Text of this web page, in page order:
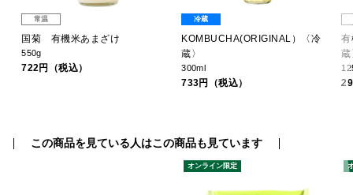
常温
国菊 有機米あまざけ
550g
722円（税込）
冷蔵
KOMBUCHA(ORIGINAL）〈冷
蔵〉
300ml
733円（税込）
この商品を見ている人はこの商品も見ています
オンライン限定